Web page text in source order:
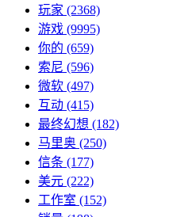
玩家 (2368)
游戏 (9995)
你的 (659)
索尼 (596)
微软 (497)
互动 (415)
最终幻想 (182)
马里奥 (250)
信条 (177)
美元 (222)
工作室 (152)